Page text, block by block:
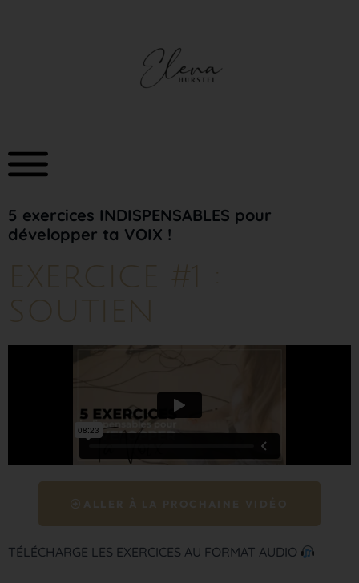
5 exercices INDISPENSABLES pour
développer ta VOIX !
TÉLÉCHARGE LES EXERCICES AU FORMAT AUDIO